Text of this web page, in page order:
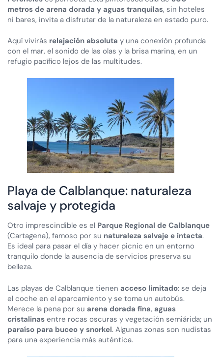
metros de arena dorada y aguas tranquilas, sin hoteles
ni bares, invita a disfrutar de la naturaleza en estado puro.
Aquí vivirás relajación absoluta y una conexión profunda
con el mar, el sonido de las olas y la brisa marina, en un
refugio pacífico lejos de las multitudes.
Playa de Calblanque: naturaleza
salvaje y protegida
Otro imprescindible es el Parque Regional de Calblanque
(Cartagena), famoso por su naturaleza salvaje e intacta.
Es ideal para pasar el día y hacer picnic en un entorno
tranquilo donde la ausencia de servicios preserva su
belleza.
Las playas de Calblanque tienen acceso limitado: se deja
el coche en el aparcamiento y se toma un autobús.
Merece la pena por su arena dorada fina, aguas
cristalinas entre rocas oscuras y vegetación semiárida; un
paraíso para buceo y snorkel. Algunas zonas son nudistas
para una experiencia más auténtica.